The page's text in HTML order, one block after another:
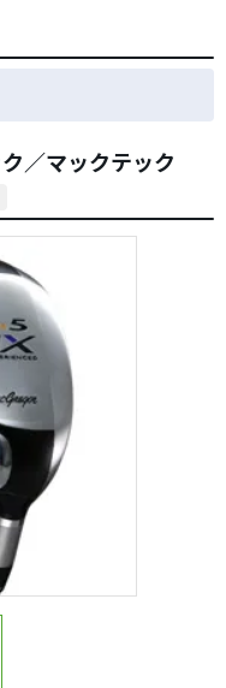
／マックテック